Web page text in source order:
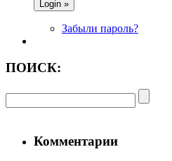
Забыли пароль?
ПОИСК:
Комментарии